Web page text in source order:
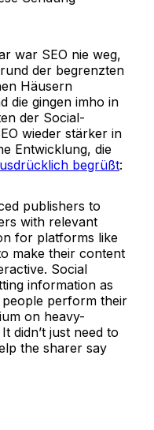
war SEO nie weg,
der begrenzten
Häusern
die gingen imho in
der Social-
wieder stärker in
Entwicklung, die
begrüßt:
publishers to
with relevant
for platforms like
make their content
Social
information as
perform their
on heavy-
didn’t just need to
the sharer say